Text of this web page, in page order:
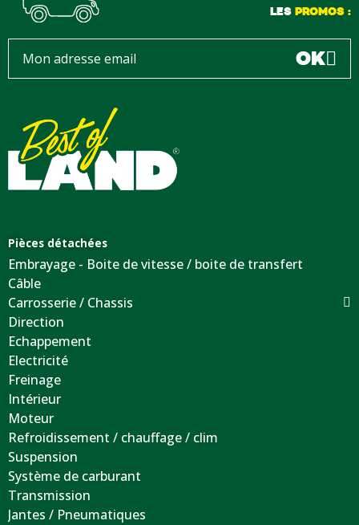
LES PROMOS :
OK
Pièces détachées
Embrayage - Boite de vitesse / boite de transfert
Câble
Carrosserie / Chassis
Direction
Echappement
Electricité
Freinage
Intérieur
Moteur
Refroidissement / chauffage / clim
Suspension
Système de carburant
Transmission
Jantes / Pneumatiques